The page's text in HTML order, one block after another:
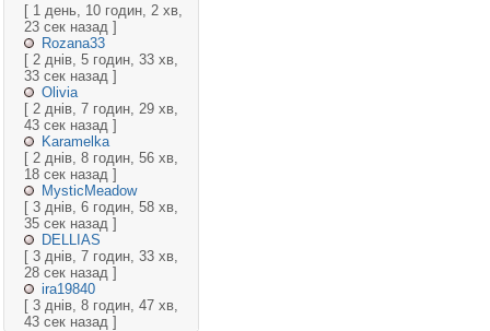
[ 1 день, 10 годин, 2 хв,
23 сек назад ]
Rozana33
[ 2 днів, 5 годин, 33 хв,
33 сек назад ]
Olivia
[ 2 днів, 7 годин, 29 хв,
43 сек назад ]
Karamelka
[ 2 днів, 8 годин, 56 хв,
18 сек назад ]
MysticMeadow
[ 3 днів, 6 годин, 58 хв,
35 сек назад ]
DELLIAS
[ 3 днів, 7 годин, 33 хв,
28 сек назад ]
ira19840
[ 3 днів, 8 годин, 47 хв,
43 сек назад ]